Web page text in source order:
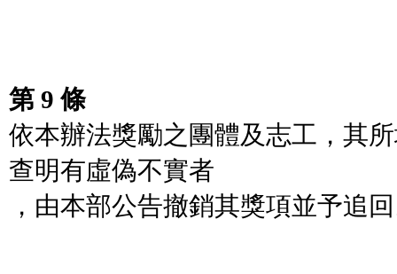
第 9 條
依本辦法獎勵之團體及志工，其
查明有虛偽不實者
，由本部公告撤銷其獎項並予追